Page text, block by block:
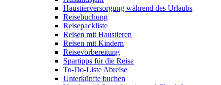
Haustierversorgung während des Urlaubs
Reisebuchung
Reisepackliste
Reisen mit Haustieren
Reisen mit Kindern
Reisevorbereitung
Spartipps für die Reise
To-Do-Liste Abreise
Unterkünfte buchen